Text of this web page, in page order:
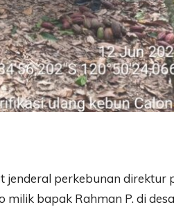
perkebunan direktur
bapak Rahman P. di